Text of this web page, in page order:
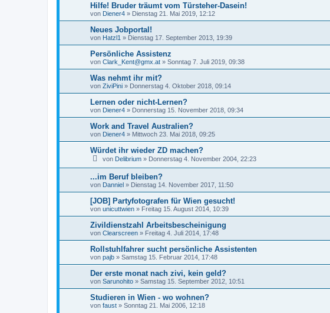
Hilfe! Bruder träumt vom Türsteher-Dasein!
von Diener4 » Dienstag 21. Mai 2019, 12:12
Neues Jobportal!
von Hatzl1 » Dienstag 17. September 2013, 19:39
Persönliche Assistenz
von Clark_Kent@gmx.at » Sonntag 7. Juli 2019, 09:38
Was nehmt ihr mit?
von ZiviPini » Donnerstag 4. Oktober 2018, 09:14
Lernen oder nicht-Lernen?
von Diener4 » Donnerstag 15. November 2018, 09:34
Work and Travel Australien?
von Diener4 » Mittwoch 23. Mai 2018, 09:25
Würdet ihr wieder ZD machen?
von Delibrium » Donnerstag 4. November 2004, 22:23
...im Beruf bleiben?
von Danniel » Dienstag 14. November 2017, 11:50
[JOB] Partyfotografen für Wien gesucht!
von unicuttwien » Freitag 15. August 2014, 10:39
Zivildienstzahl Arbeitsbescheinigung
von Clearscreen » Freitag 4. Juli 2014, 17:48
Rollstuhlfahrer sucht persönliche Assistenten
von pajb » Samstag 15. Februar 2014, 17:48
Der erste monat nach zivi, kein geld?
von Sarunohito » Samstag 15. September 2012, 10:51
Studieren in Wien - wo wohnen?
von faust » Sonntag 21. Mai 2006, 12:18